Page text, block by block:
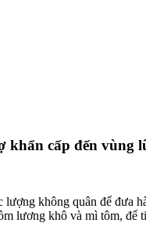
khẩn cấp đến vùng
không quân để đưa
lương khô và mì tôm, để